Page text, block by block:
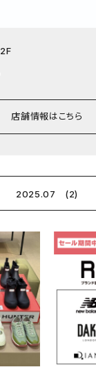
2F
店舗情報はこちら
2025.07 (2)